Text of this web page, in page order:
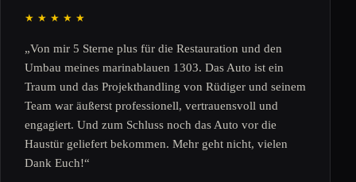
★★★★★
„Von mir 5 Sterne plus für die Restauration und den
Umbau meines marinablauen 1303. Das Auto ist ein
Traum und das Projekthandling von Rüdiger und seinem
Team war äußerst professionell, vertrauensvoll und
engagiert. Und zum Schluss noch das Auto vor die
Haustür geliefert bekommen. Mehr geht nicht, vielen
Dank Euch!“